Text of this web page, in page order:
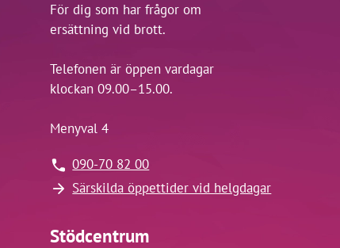
För dig som har frågor om
ersättning vid brott.
Telefonen är öppen vardagar
klockan 09.00–15.00.
Menyval 4
090-70 82 00
Särskilda öppettider vid helgdagar
Stödcentrum